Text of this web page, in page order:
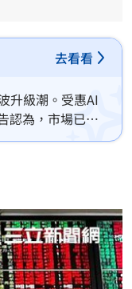
去看看
升級潮。受惠AI
認為，市場已提
業」，目標價更